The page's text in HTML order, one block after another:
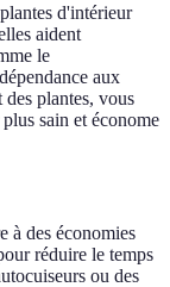
d'intérieur
aident
le
aux
plantes, vous
sain et économe
à des économies
réduire le temps
ou des